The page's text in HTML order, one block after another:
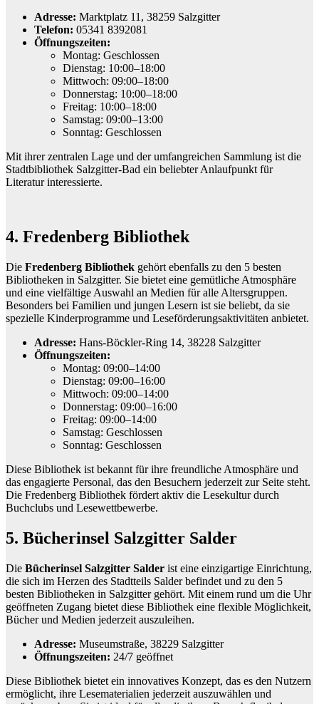
Adresse: Marktplatz 11, 38259 Salzgitter
Telefon: 05341 8392081
Öffnungszeiten:
Montag: Geschlossen
Dienstag: 10:00–18:00
Mittwoch: 09:00–18:00
Donnerstag: 10:00–18:00
Freitag: 10:00–18:00
Samstag: 09:00–13:00
Sonntag: Geschlossen
Mit ihrer zentralen Lage und der umfangreichen Sammlung ist die
Stadtbibliothek Salzgitter-Bad ein beliebter Anlaufpunkt für
Literatur interessierte.
4. Fredenberg Bibliothek
Die Fredenberg Bibliothek gehört ebenfalls zu den 5 besten
Bibliotheken in Salzgitter. Sie bietet eine gemütliche Atmosphäre
und eine vielfältige Auswahl an Medien für alle Altersgruppen.
Besonders bei Familien und jungen Lesern ist sie beliebt, da sie
spezielle Kinderprogramme und Leseförderungsaktivitäten anbietet.
Adresse: Hans-Böckler-Ring 14, 38228 Salzgitter
Öffnungszeiten:
Montag: 09:00–14:00
Dienstag: 09:00–16:00
Mittwoch: 09:00–14:00
Donnerstag: 09:00–16:00
Freitag: 09:00–14:00
Samstag: Geschlossen
Sonntag: Geschlossen
Diese Bibliothek ist bekannt für ihre freundliche Atmosphäre und
das engagierte Personal, das den Besuchern jederzeit zur Seite steht.
Die Fredenberg Bibliothek fördert aktiv die Lesekultur durch
Buchclubs und Lesewettbewerbe.
5. Bücherinsel Salzgitter Salder
Die Bücherinsel Salzgitter Salder ist eine einzigartige Einrichtung,
die sich im Herzen des Stadtteils Salder befindet und zu den 5
besten Bibliotheken in Salzgitter gehört. Mit einem rund um die Uhr
geöffneten Zugang bietet diese Bibliothek eine flexible Möglichkeit,
Bücher und Medien jederzeit auszuleihen.
Adresse: Museumstraße, 38229 Salzgitter
Öffnungszeiten: 24/7 geöffnet
Diese Bibliothek bietet ein innovatives Konzept, das es den Nutzern
ermöglicht, ihre Lesematerialien jederzeit auszuwählen und